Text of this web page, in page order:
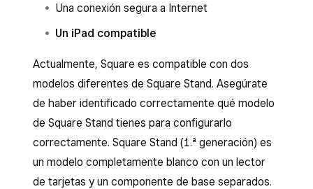
Una conexión segura a Internet
Un iPad compatible
Actualmente, Square es compatible con dos
modelos diferentes de Square Stand. Asegúrate
de haber identificado correctamente qué modelo
de Square Stand tienes para configurarlo
correctamente. Square Stand (1.ª generación) es
un modelo completamente blanco con un lector
de tarjetas y un componente de base separados.